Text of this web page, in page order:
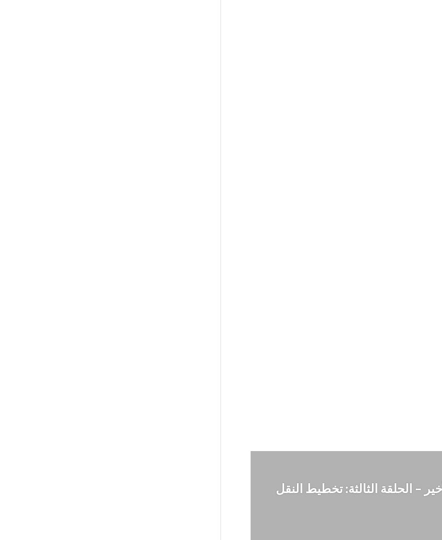
– الحلقة الثالثة: تخطيط النقل